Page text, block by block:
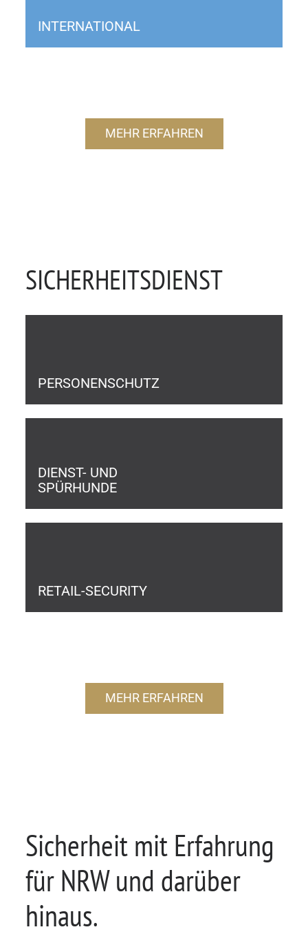
INTERNATIONAL
MEHR ERFAHREN
SICHERHEITSDIENST
PERSONENSCHUTZ
DIENST- UND
SPÜRHUNDE
RETAIL-SECURITY
MEHR ERFAHREN
Sicherheit mit Erfahrung
für NRW und darüber
hinaus.